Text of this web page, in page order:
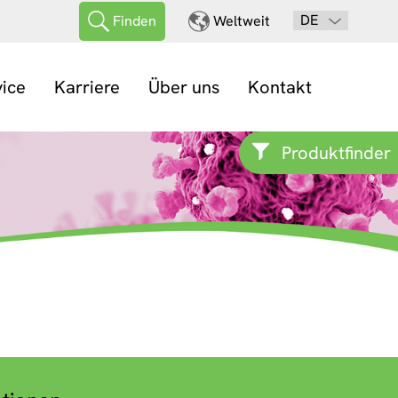
Finden Weltweit DE
Karriere Über uns Kontakt
Produktfinder